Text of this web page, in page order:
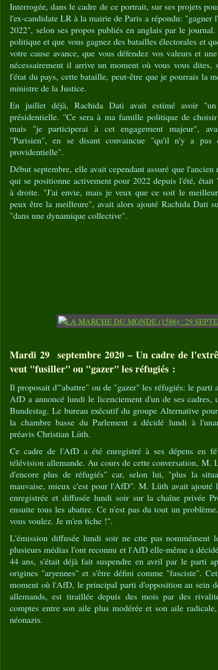
Interrogée, dans le cadre de ce portrait, sur ses projets
l'ex-candidate LR à la mairie de Paris a répondu: "gagner
2022", selon ses propos publiés en anglais par le
politique et que vous gagnez des batailles électorales et
votre cause avance, que vous défendez vos valeurs et
nécessairement il arrive un moment où vous vous dites,
l'état du pays, cette bataille, peut-être que je pourrais la
ministre de la Justice.
En juillet déjà, Rachida Dati avait estimé avoir
présidentielle. "Ce sera à ma famille politique de
mais "je participerai à cet engagement majeur",
"Parisien", en se disant convaincue "qu'il n'y a pas
providentielle".
Début septembre, elle avait cependant assuré que
qui se positionne activement pour 2022 depuis l'été,
à droite. "J'ai envie, mais je veux que ce soit le
peux être la meilleure", avait alors ajouté Rachida Dati
"dans une dynamique collective".
Mardi 29 septembre 2020 – Un cadre de
veut "fusiller" ou "gazer" les réfugiés :
Il proposait d'"abattre" ou de "gazer" les réfugiés: le parti
AfD a annoncé lundi le licenciement d'un de ses cadres,
Bundestag. Le bureau exécutif du groupe Alternative
la chambre basse du Parlement a décidé lundi à
préavis Christian Lüth.
Ce cadre de l'AfD a été enregistré à ses dépens en
télévision allemande. Au cours de cette conversation, M.
d'encore plus de réfugiés" car, selon lui, "plus la
mauvaise, mieux c'est pour l'AfD". M. Lüth avait ajouté
enregistrée et diffusée lundi soir sur la chaîne privée
ensuite tous les abattre. Ce n'est pas du tout un
vous voulez. Je m'en fiche !".
L'émission diffusée lundi soir ne cite pas
plusieurs médias l'ont reconnu et l'AfD elle-même a
44 ans, s'était déjà fait suspendre en avril par le parti
origines "aryennes" et s'être défini comme "fasciste".
moment où l'AfD, le principal parti d'opposition au sein
allemands, est tiraillée depuis des mois par des
comptes entre son aile plus modérée et son aile
néonazis.